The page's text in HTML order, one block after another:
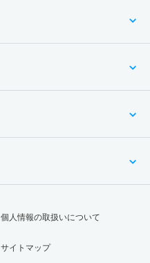
個人情報の取扱いについて
サイトマップ